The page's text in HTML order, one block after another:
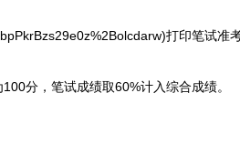
打印笔试准
分，笔试成绩取60%计入综合成绩。